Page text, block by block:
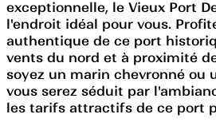
exceptionnelle, le Vieux Port
l'endroit idéal pour vous.
authentique de ce port
vents du nord et à proximité
soyez un marin chevronné ou
vous serez séduit par
les tarifs attractifs de ce port